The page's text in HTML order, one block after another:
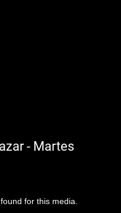
- Martes
for this media.